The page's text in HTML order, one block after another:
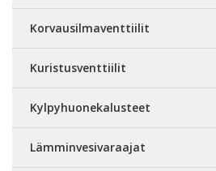
Korvausilmaventtiilit
Kuristusventtiilit
Kylpyhuonekalusteet
Lämminvesivaraajat